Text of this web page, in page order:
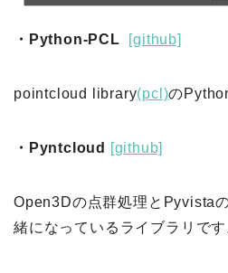
・Python-PCL [github]
pointcloud library(pcl)の
・Pyntcloud [github]
Open3Dの点群処理とPyvista
緒になっているライブラリです